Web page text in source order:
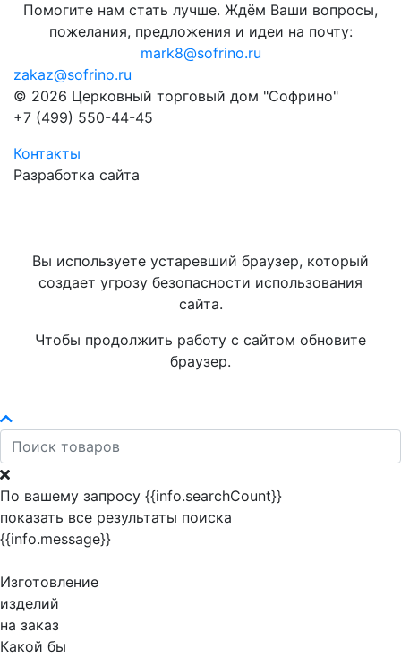
Помогите нам стать лучше. Ждём Ваши вопросы,
пожелания, предложения и идеи на почту:
mark8@sofrino.ru
zakaz@sofrino.ru
© 2026 Церковный торговый дом "Софрино"
+7 (499) 550-44-45
Контакты
Разработка сайта
Вы используете устаревший браузер, который
создает угрозу безопасности использования
сайта.
Чтобы продолжить работу с сайтом обновите
браузер.
По вашему запросу {{info.searchCount}}
показать все результаты поиска
{{info.message}}
Изготовление
изделий
на заказ
Какой бы